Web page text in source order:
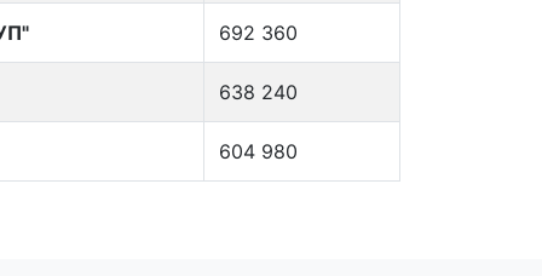
692 360
638 240
604 980